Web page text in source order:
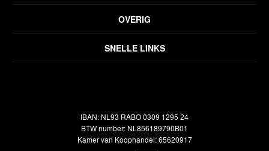
SNELLE LINKS
OVERIG
Inspiratie
Veelgestelde vragen
Disclaimer
Verzendbeleid
IBAN: NL93 RABO 0309 1295 24
BTW number: NL856189790B01
Kamer van Koophandel: 65620917